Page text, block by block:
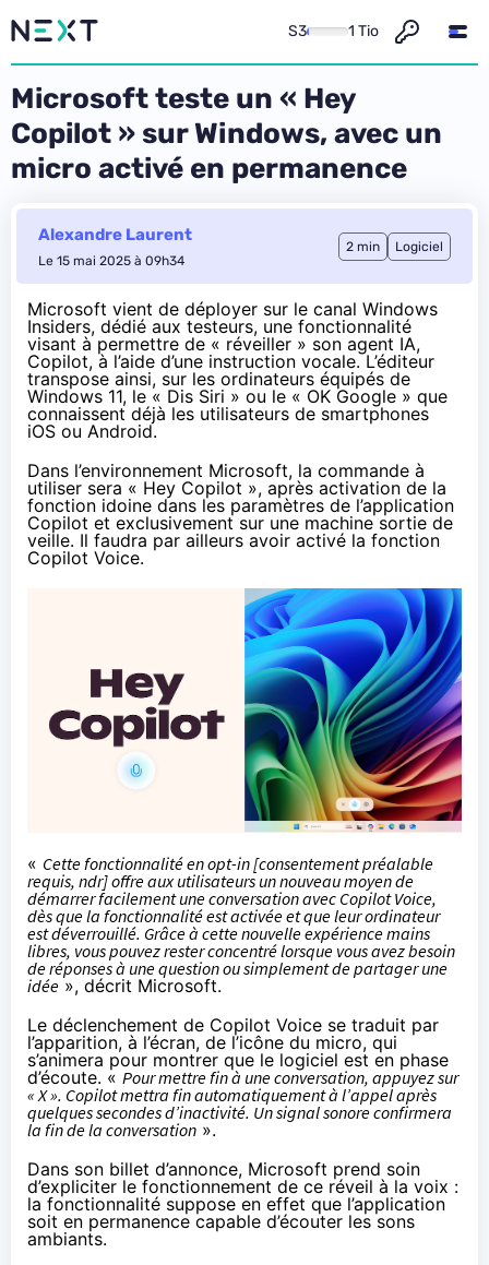
S3 1 Tio
Microsoft teste un « Hey
Copilot » sur Windows, avec un
micro activé en permanence
Alexandre Laurent
Le 15 mai 2025 à 09h34
2 min Logiciel
Microsoft vient de déployer sur le canal Windows
Insiders, dédié aux testeurs, une fonctionnalité
visant à permettre de « réveiller » son agent IA,
Copilot, à l’aide d’une instruction vocale. L’éditeur
transpose ainsi, sur les ordinateurs équipés de
Windows 11, le « Dis Siri » ou le « OK Google » que
connaissent déjà les utilisateurs de smartphones
iOS ou Android.
Dans l’environnement Microsoft, la commande à
utiliser sera « Hey Copilot », après activation de la
fonction idoine dans les paramètres de l’application
Copilot et exclusivement sur une machine sortie de
veille. Il faudra par ailleurs avoir activé la fonction
Copilot Voice.
« Cette fonctionnalité en opt-in [consentement préalable
requis, ndr] offre aux utilisateurs un nouveau moyen de
démarrer facilement une conversation avec Copilot Voice,
dès que la fonctionnalité est activée et que leur ordinateur
est déverrouillé. Grâce à cette nouvelle expérience mains
libres, vous pouvez rester concentré lorsque vous avez besoin
de réponses à une question ou simplement de partager une
idée », décrit Microsoft.
Le déclenchement de Copilot Voice se traduit par
l’apparition, à l’écran, de l’icône du micro, qui
s’animera pour montrer que le logiciel est en phase
d’écoute. « Pour mettre fin à une conversation, appuyez sur
« X ». Copilot mettra fin automatiquement à l’appel après
quelques secondes d’inactivité. Un signal sonore confirmera
la fin de la conversation ».
Dans son billet d’annonce, Microsoft prend soin
d’expliciter le fonctionnement de ce réveil à la voix :
la fonctionnalité suppose en effet que l’application
soit en permanence capable d’écouter les sons
ambiants.